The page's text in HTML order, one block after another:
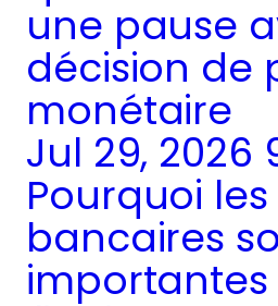
une pause
décision de
monétaire
Jul 29, 2026
Pourquoi
bancaires